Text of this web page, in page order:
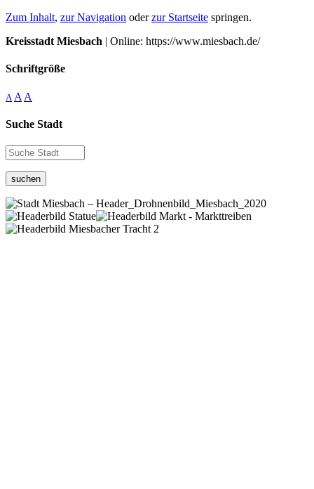
Zum Inhalt, zur Navigation oderzur Startseite springen.
Kreisstadt Miesbach | Online: https://www.miesbach.de/
Schriftgröße
A A A
Suche Stadt
suchen